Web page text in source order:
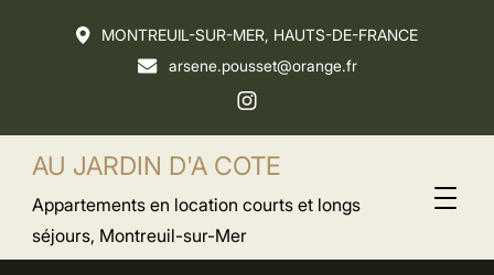
MONTREUIL-SUR-MER, HAUTS-DE-FRANCE
arsene.pousset@orange.fr
AU JARDIN D'A COTE
Appartements en location courts et longs
séjours, Montreuil-sur-Mer